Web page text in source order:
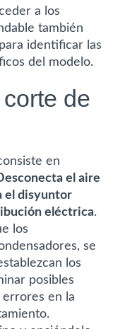
a los
también
identificar las
del modelo.
de
en
el aire
el disyuntor
eléctrica.
los
se
los
posibles
en la